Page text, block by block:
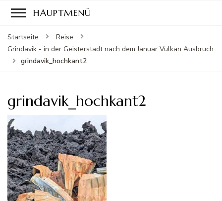
HAUPTMENÜ
Startseite
Reise
Grindavik - in der Geisterstadt nach dem Januar Vulkan Ausbruch
grindavik_hochkant2
grindavik_hochkant2